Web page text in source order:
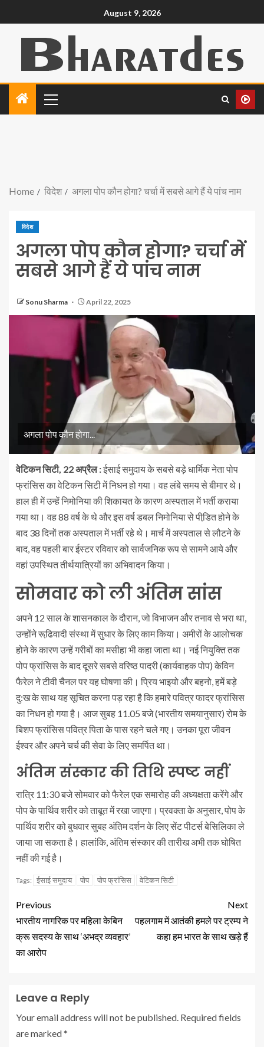
August 9, 2026
Home विदेश अगला पोप कौन होगा? चर्चा में सबसे आगे हैं ये पांच नाम
विदेश
अगला पोप कौन होगा? चर्चा में
सबसे आगे हैं ये पांच नाम
Sonu Sharma April 22, 2025
अगला पोप कौन होगा...
वेटिकन सिटी, 22 अप्रैल :ईसाई समुदाय के सबसे बड़े धार्मिक नेता पोप
फ्रांसिस का वेटिकन सिटी में निधन हो गया। वह लंबे समय से बीमार थे।
हाल ही में उन्हें निमोनिया की शिकायत के कारण अस्पताल में भर्ती कराया
गया था। वह 88 वर्ष के थे और इस वर्ष डबल निमोनिया से पीडि़त होने के
बाद 38 दिनों तक अस्पताल में भर्ती रहे थे। मार्च में अस्पताल से लौटने के
बाद, वह पहली बार ईस्टर रविवार को सार्वजनिक रूप से सामने आये और
वहां उपस्थित तीर्थयात्रियों का अभिवादन किया।
सोमवार को ली अंतिम सांस
अपने 12 साल के शासनकाल के दौरान, जो विभाजन और तनाव से भरा था,
उन्होंने रूढि़वादी संस्था में सुधार के लिए काम किया। अमीरों के आलोचक
होने के कारण उन्हें गरीबों का मसीहा भी कहा जाता था। नई नियुक्ति तक
पोप फ्रांसिस के बाद दूसरे सबसे वरिष्ठ पादरी (कार्यवाहक पोप) केविन
फैरेल ने टीवी चैनल पर यह घोषणा की। प्रिय भाइयो और बहनो, हमें बड़े
दु:ख के साथ यह सूचित करना पड़ रहा है कि हमारे पवित्र फादर फ्रांसिस
का निधन हो गया है। आज सुबह 11.05 बजे (भारतीय समयानुसार) रोम के
बिशप फ्रांसिस पवित्र पिता के पास रहने चले गए। उनका पूरा जीवन
ईश्वर और अपने चर्च की सेवा के लिए समर्पित था।
अंतिम संस्कार की तिथि स्पष्ट नहीं
रात्रि 11:30 बजे सोमवार को फैरेल एक समारोह की अध्यक्षता करेंगे और
पोप के पार्थिव शरीर को ताबूत में रखा जाएगा। प्रवक्ता के अनुसार, पोप के
पार्थिव शरीर को बुधवार सुबह अंतिम दर्शन के लिए सेंट पीटर्स बेसिलिका ले
जाया जा सकता है। हालांकि, अंतिम संस्कार की तारीख अभी तक घोषित
नहीं की गई है।
Tags: ईसाई समुदाय पोप पोप फ्रांसिस वेटिकन सिटी
Previous
भारतीय नागरिक पर महिला केबिन
क्रू सदस्य के साथ ‘अभद्र व्यवहार’
का आरोप
Next
पहलगाम में आतंकी हमले पर ट्रम्प ने
कहा हम भारत के साथ खड़े हैं
Leave a Reply
Your email address will not be published. Required fields
are marked*